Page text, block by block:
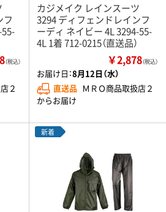
フ
（税込）
２
カジメイク レインスーツ
3294 ディフェンドレインフ
ーディ ネイビー 4L 3294-55-
4L 1着 712-0215（直送品）
￥2,878（税込）
お届け日：8月12日（水）
直送品 ＭＲＯ商品取扱店２
からお届け
新着